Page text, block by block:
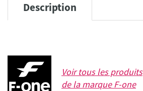
Description
Voir tous les produits
de la marqueF-one